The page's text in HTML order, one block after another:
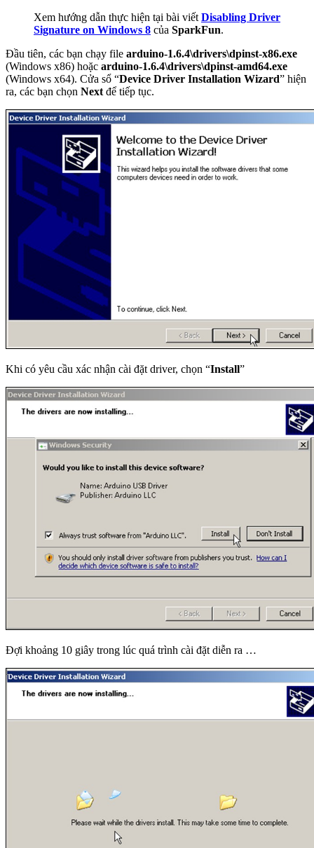
Xem hướng dẫn thực hiện tại bài viết Disabling Driver
Signature on Windows 8 của SparkFun.
Đầu tiên, các bạn chạy file arduino-1.6.4\drivers\dpinst-x86.exe
(Windows x86) hoặc arduino-1.6.4\drivers\dpinst-amd64.exe
(Windows x64). Cửa sổ “Device Driver Installation Wizard” hiện
ra, các bạn chọn Next để tiếp tục.
Khi có yêu cầu xác nhận cài đặt driver, chọn “Install”
Đợi khoảng 10 giây trong lúc quá trình cài đặt diễn ra …